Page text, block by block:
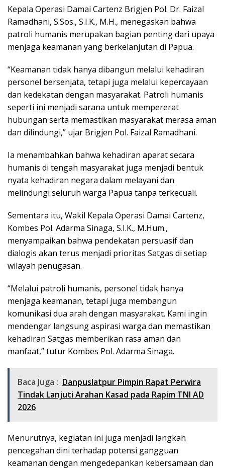
Kepala Operasi Damai Cartenz Brigjen Pol. Dr. Faizal
Ramadhani, S.Sos., S.I.K., M.H., menegaskan bahwa
patroli humanis merupakan bagian penting dari upaya
menjaga keamanan yang berkelanjutan di Papua.
“Keamanan tidak hanya dibangun melalui kehadiran
personel bersenjata, tetapi juga melalui kepercayaan
dan kedekatan dengan masyarakat. Patroli humanis
seperti ini menjadi sarana untuk mempererat
hubungan serta memastikan masyarakat merasa aman
dan dilindungi,” ujar Brigjen Pol. Faizal Ramadhani.
Ia menambahkan bahwa kehadiran aparat secara
humanis di tengah masyarakat juga menjadi bentuk
nyata kehadiran negara dalam melayani dan
melindungi seluruh warga Papua tanpa terkecuali.
Sementara itu, Wakil Kepala Operasi Damai Cartenz,
Kombes Pol. Adarma Sinaga, S.I.K., M.Hum.,
menyampaikan bahwa pendekatan persuasif dan
dialogis akan terus menjadi prioritas Satgas di setiap
wilayah penugasan.
“Melalui patroli humanis, personel tidak hanya
menjaga keamanan, tetapi juga membangun
komunikasi dua arah dengan masyarakat. Kami ingin
mendengar langsung aspirasi warga dan memastikan
kehadiran Satgas memberikan rasa aman dan
manfaat,” tutur Kombes Pol. Adarma Sinaga.
Baca Juga : Danpuslatpur Pimpin Rapat Perwira
Tindak Lanjuti Arahan Kasad pada Rapim TNI AD
2026
Menurutnya, kegiatan ini juga menjadi langkah
pencegahan dini terhadap potensi gangguan
keamanan dengan mengedepankan kebersamaan dan